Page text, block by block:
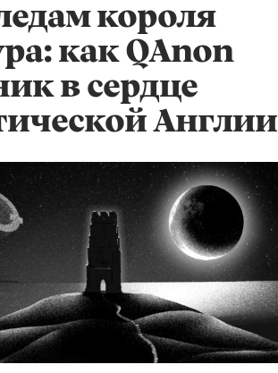
короля
как QAnon
в сердце
Англии